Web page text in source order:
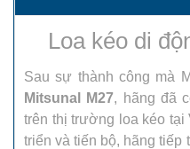
Loa kéo di
Sau sự thành công mà
Mitsunal M27, hãng đã
trên thị trường loa kéo tại
triển và tiến bộ, hãng tiếp